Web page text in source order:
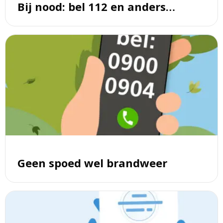
Bij nood: bel 112 en anders…
Geen spoed wel brandweer
Lees
spoed
brandweer
Lees